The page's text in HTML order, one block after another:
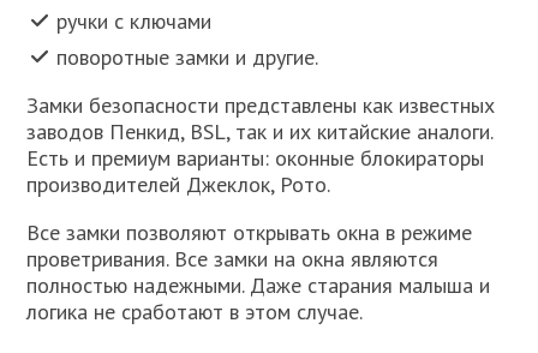
ручки с ключами
поворотные замки и другие.
Замки безопасности представлены как известных
заводов Пенкид, BSL, так и их китайские аналоги.
Есть и премиум варианты: оконные блокираторы
производителей Джеклок, Рото.
Все замки позволяют открывать окна в режиме
проветривания. Все замки на окна являются
полностью надежными. Даже старания малыша и
логика не сработают в этом случае.